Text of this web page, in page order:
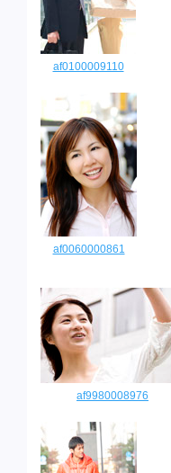
af0100009110
af0060000861
af9980008976